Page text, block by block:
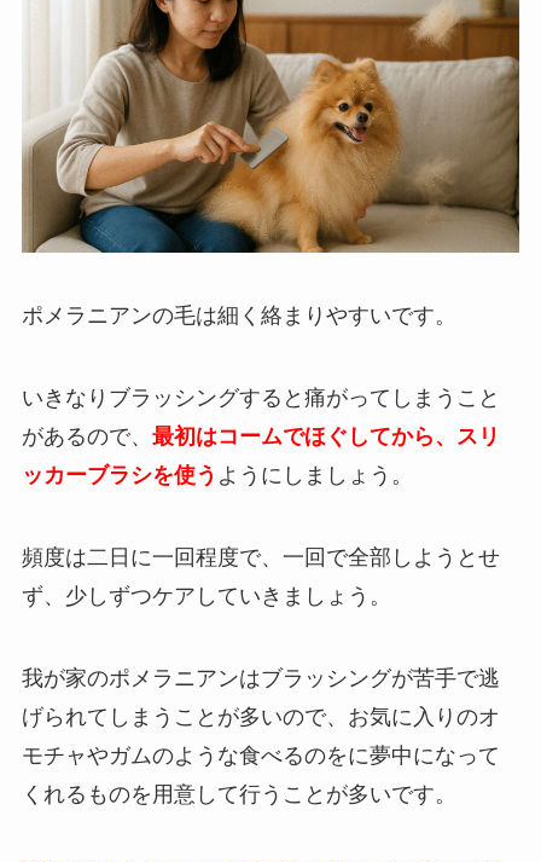
ポメラニアンの毛は細く絡まりやすいです。
いきなりブラッシングすると痛がってしまうこと
があるので、 最初はコームでほぐしてから、スリ
ッカーブラシを使う ようにしましょう。
頻度は二日に一回程度で、一回で全部しようとせ
ず、少しずつケアしていきましょう。
我が家のポメラニアンはブラッシングが苦手で逃
げられてしまうことが多いので、お気に入りのオ
モチャやガムのような食べるのをに夢中になって
くれるものを用意して行うことが多いです。